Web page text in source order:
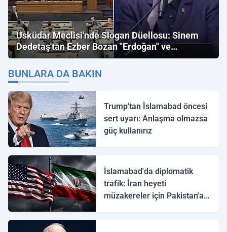
Üsküdar Meclisi'nde Slogan Düellosu: Sinem
Dedetaş'tan Ezber Bozan "Erdoğan" ve
"İmamoğlu" Çıkışı!
BUNLARA DA BAKIN
Trump'tan İslamabad öncesi
sert uyarı: Anlaşma olmazsa
güç kullanırız
İslamabad'da diplomatik
trafik: İran heyeti
müzakereler için Pakistan'a